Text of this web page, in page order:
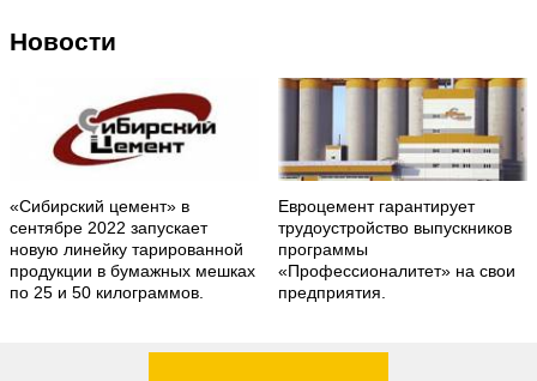
Новости
«Сибирский цемент» в
сентябре 2022 запускает
новую линейку тарированной
продукции в бумажных мешках
по 25 и 50 килограммов.
Евроцемент гарантирует
трудоустройство выпускников
программы
«Профессионалитет» на свои
предприятия.